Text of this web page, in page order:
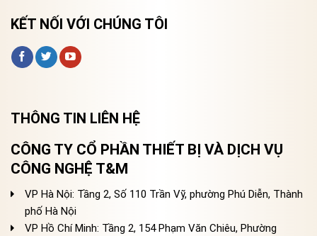
KẾT NỐI VỚI CHÚNG TÔI
THÔNG TIN LIÊN HỆ
CÔNG TY CỔ PHẦN THIẾT BỊ VÀ DỊCH VỤ
CÔNG NGHỆ T&M
VP Hà Nội: Tầng 2, Số 110 Trần Vỹ, phường Phú Diễn, Thành
phố Hà Nội
VP Hồ Chí Minh: Tầng 2, 154 Phạm Văn Chiêu, Phường